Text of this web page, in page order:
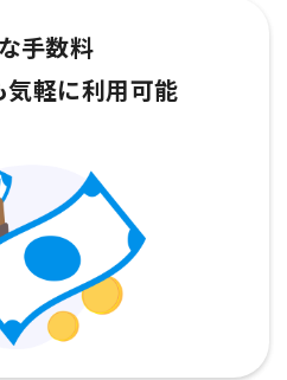
手数料
軽に利用可能